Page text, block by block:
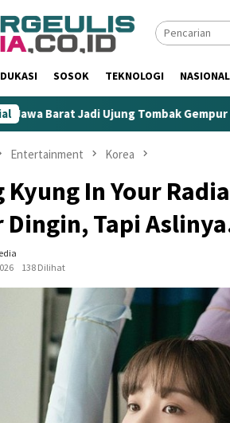
SOSOK TEKNOLOGI NASIONAL
Ujung Tombak Gempur Rokok Ilegal
Entertainment Korea
Kyung In Your
Dingin, Tapi
138 Dilihat